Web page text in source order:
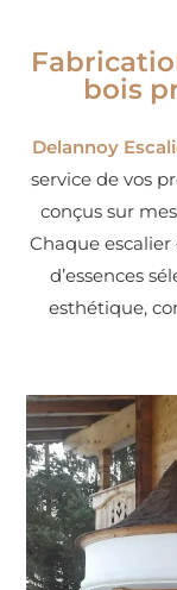
bois
Delannoy
service de vos
conçus sur
Chaque
d’essences
esthétique,